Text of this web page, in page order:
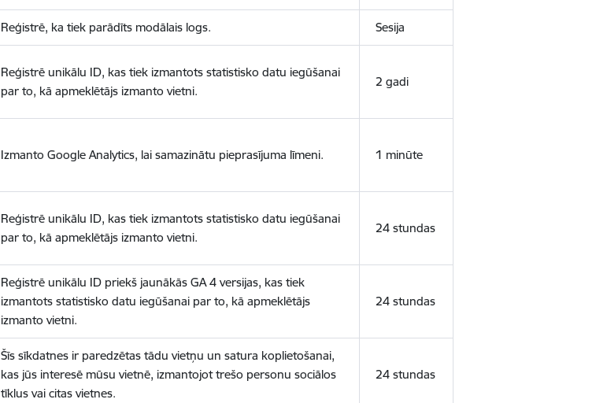
Reģistrē, ka tiek parādīts modālais logs. Sesija
Reģistrē unikālu ID, kas tiek izmantots statistisko datu iegūšanai
par to, kā apmeklētājs izmanto vietni.
2 gadi
Izmanto Google Analytics, lai samazinātu pieprasījuma līmeni. 1 minūte
Reģistrē unikālu ID, kas tiek izmantots statistisko datu iegūšanai
par to, kā apmeklētājs izmanto vietni.
24 stundas
Reģistrē unikālu ID priekš jaunākās GA 4 versijas, kas tiek
izmantots statistisko datu iegūšanai par to, kā apmeklētājs
izmanto vietni.
24 stundas
Šīs sīkdatnes ir paredzētas tādu vietņu un satura koplietošanai,
kas jūs interesē mūsu vietnē, izmantojot trešo personu sociālos
tīklus vai citas vietnes.
24 stundas